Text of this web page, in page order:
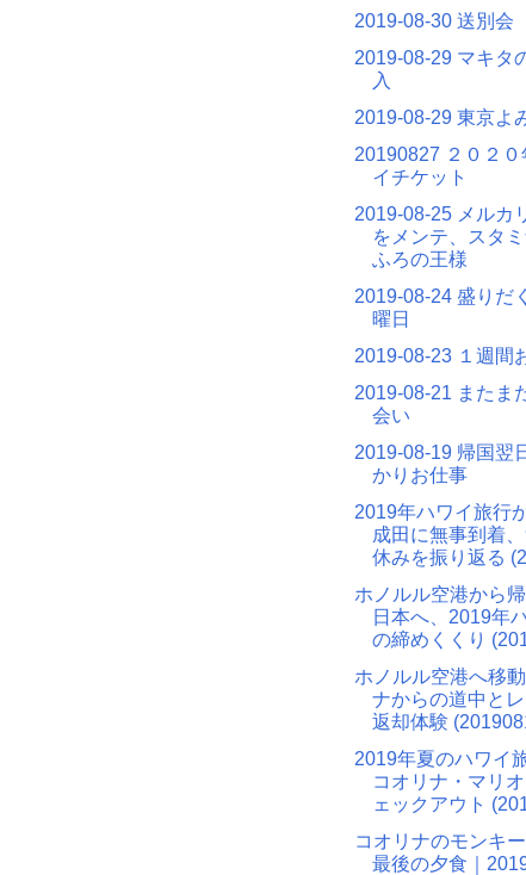
2019-08-30 送別会
2019-08-29 マキタ
入
2019-08-29 東京よ
20190827 ２０２
イチケット
2019-08-25 メルカ
をメンテ、スタ
ふろの王様
2019-08-24 盛りだ
曜日
2019-08-23 １週間
2019-08-21 またま
会い
2019-08-19 帰国翌
かりお仕事
2019年ハワイ旅行
成田に無事到着
休みを振り返る
ホノルル空港から
日本へ、2019年
の締めくくり
ホノルル空港へ移
ナからの道中と
返却体験
2019年夏のハワイ
コオリナ・マリ
ェックアウト
コオリナのモンキ
最後の夕食｜